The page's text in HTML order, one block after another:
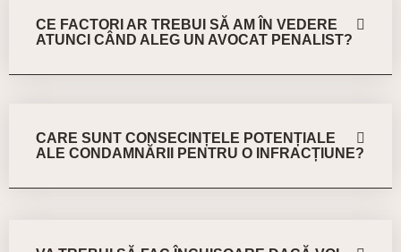
CE FACTORI AR TREBUI SĂ AM ÎN VEDERE
ATUNCI CÂND ALEG UN AVOCAT PENALIST?
CARE SUNT CONSECINȚELE POTENȚIALE
ALE CONDAMNĂRII PENTRU O INFRACȚIUNE?